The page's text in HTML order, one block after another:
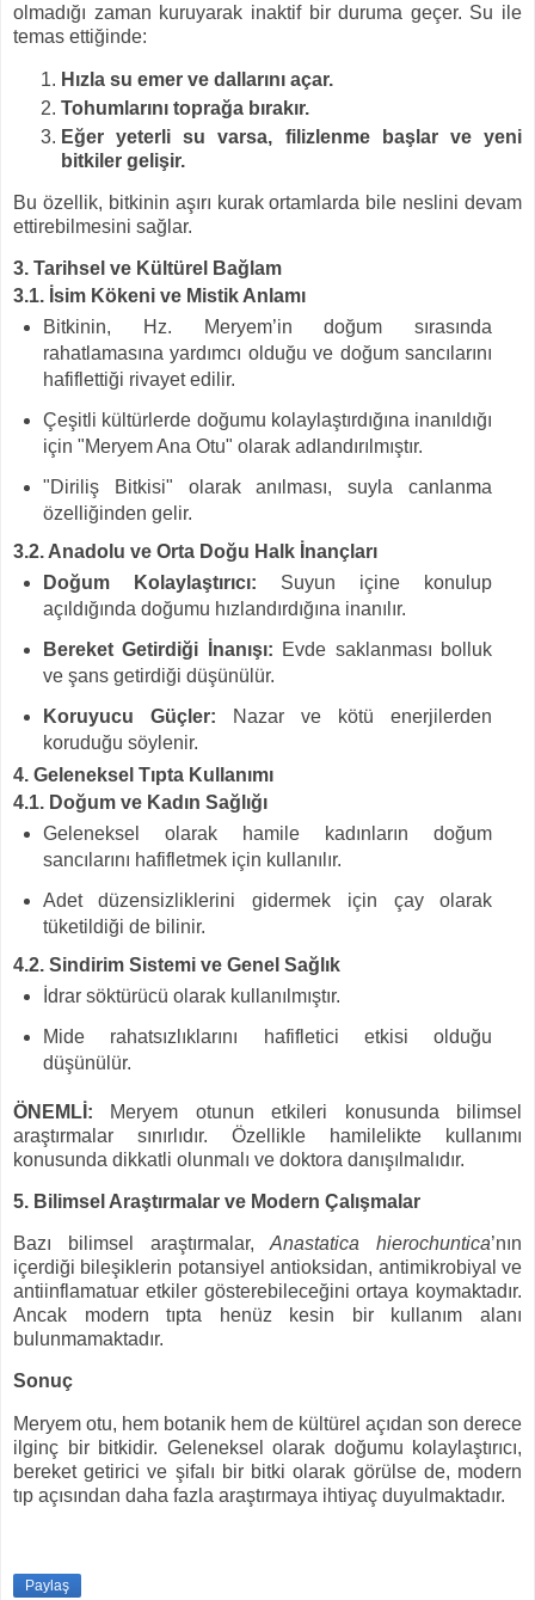
olmadığı zaman kuruyarak inaktif bir duruma geçer. Su ile
temas ettiğinde:
Hızla su emer ve dallarını açar.
Tohumlarını toprağa bırakır.
Eğer yeterli su varsa, filizlenme başlar ve yeni
bitkiler gelişir.
Bu özellik, bitkinin aşırı kurak ortamlarda bile neslini devam
ettirebilmesini sağlar.
3. Tarihsel ve Kültürel Bağlam
3.1. İsim Kökeni ve Mistik Anlamı
Bitkinin, Hz. Meryem’in doğum sırasında
rahatlamasına yardımcı olduğu ve doğum sancılarını
hafiflettiği rivayet edilir.
Çeşitli kültürlerde doğumu kolaylaştırdığına inanıldığı
için "Meryem Ana Otu" olarak adlandırılmıştır.
"Diriliş Bitkisi" olarak anılması, suyla canlanma
özelliğinden gelir.
3.2. Anadolu ve Orta Doğu Halk İnançları
Doğum Kolaylaştırıcı: Suyun içine konulup
açıldığında doğumu hızlandırdığına inanılır.
Bereket Getirdiği İnanışı: Evde saklanması bolluk
ve şans getirdiği düşünülür.
Koruyucu Güçler: Nazar ve kötü enerjilerden
koruduğu söylenir.
4. Geleneksel Tıpta Kullanımı
4.1. Doğum ve Kadın Sağlığı
Geleneksel olarak hamile kadınların doğum
sancılarını hafifletmek için kullanılır.
Adet düzensizliklerini gidermek için çay olarak
tüketildiği de bilinir.
4.2. Sindirim Sistemi ve Genel Sağlık
İdrar söktürücü olarak kullanılmıştır.
Mide rahatsızlıklarını hafifletici etkisi olduğu
düşünülür.
ÖNEMLİ: Meryem otunun etkileri konusunda bilimsel
araştırmalar sınırlıdır. Özellikle hamilelikte kullanımı
konusunda dikkatli olunmalı ve doktora danışılmalıdır.
5. Bilimsel Araştırmalar ve Modern Çalışmalar
Bazı bilimsel araştırmalar,Anastatica hierochuntica’nın
içerdiği bileşiklerin potansiyel antioksidan, antimikrobiyal ve
antiinflamatuar etkiler gösterebileceğini ortaya koymaktadır.
Ancak modern tıpta henüz kesin bir kullanım alanı
bulunmamaktadır.
Sonuç
Meryem otu, hem botanik hem de kültürel açıdan son derece
ilginç bir bitkidir. Geleneksel olarak doğumu kolaylaştırıcı,
bereket getirici ve şifalı bir bitki olarak görülse de, modern
tıp açısından daha fazla araştırmaya ihtiyaç duyulmaktadır.
Paylaş